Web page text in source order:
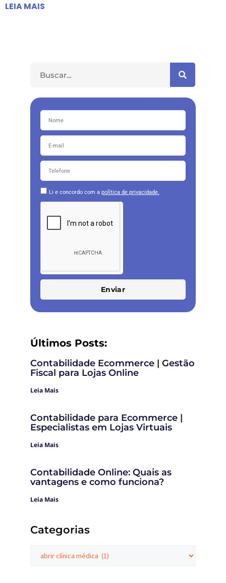
LEIA MAIS
Li e concordo com a política de privacidade.
Enviar
Últimos Posts:
Contabilidade Ecommerce | Gestão
Fiscal para Lojas Online
Leia Mais
Contabilidade para Ecommerce |
Especialistas em Lojas Virtuais
Leia Mais
Contabilidade Online: Quais as
vantagens e como funciona?
Leia Mais
Categorias